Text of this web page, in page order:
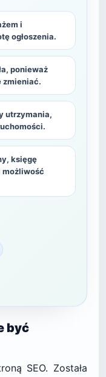
i
ogłoszenia.
ponieważ
zmieniać.
utrzymania,
księgę
być
SEO. Została